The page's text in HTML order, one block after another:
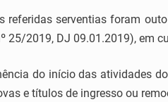
referidas serventias foram
25/2019, DJ 09.01.2019), em
do início das atividades
e títulos de ingresso ou